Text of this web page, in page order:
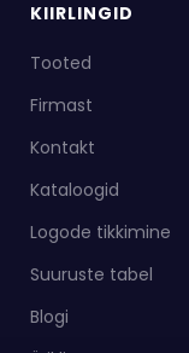
KIIRLINGID
Tooted
Firmast
Kontakt
Kataloogid
Logode tikkimine
Suuruste tabel
Blogi